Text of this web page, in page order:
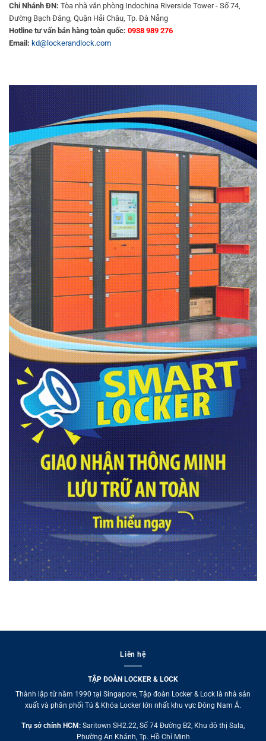
Chi Nhánh ĐN: Tòa nhà văn phòng Indochina Riverside Tower - Số 74,
Đường Bạch Đằng, Quận Hải Châu, Tp. Đà Nẵng
Hotline tư vấn bán hàng toàn quốc: 0938 989 276
Email: kd@lockerandlock.com
Liên hệ
TẬP ĐOÀN LOCKER & LOCK
Thành lập từ năm 1990 tại Singapore, Tập đoàn Locker & Lock là nhà sản
xuất và phân phối Tủ & Khóa Locker lớn nhất khu vực Đông Nam Á.
Trụ sở chính HCM: Saritown SH2.22, Số 74 Đường B2, Khu đô thị Sala,
Phường An Khánh, Tp. Hồ Chí Minh